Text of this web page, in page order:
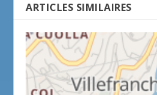
ARTICLES SIMILAIRES